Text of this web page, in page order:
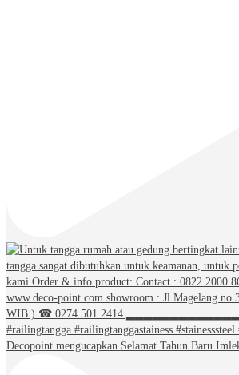
Decopoint mengucapkan Selamat Tahun Baru